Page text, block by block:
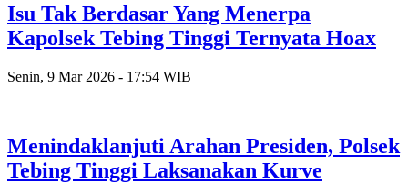
Isu Tak Berdasar Yang Menerpa
Kapolsek Tebing Tinggi Ternyata Hoax
Senin, 9 Mar 2026 - 17:54 WIB
Menindaklanjuti Arahan Presiden, Polsek
Tebing Tinggi Laksanakan Kurve